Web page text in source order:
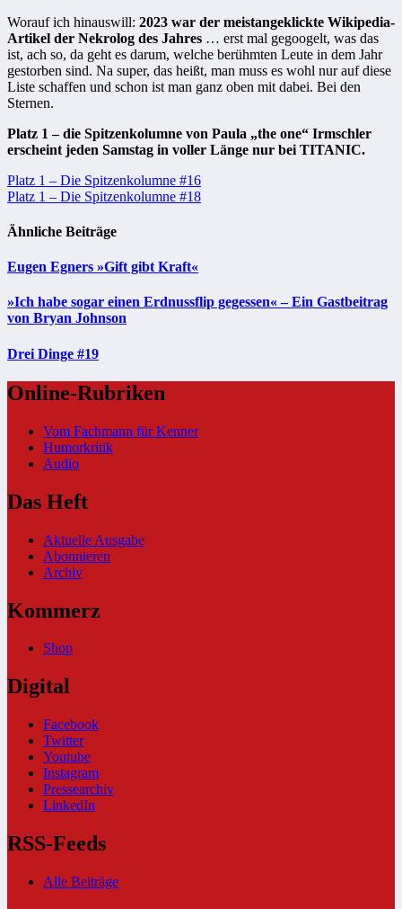
Worauf ich hinauswill: 2023 war der meistangeklickte Wikipedia-
Artikel der Nekrolog des Jahres … erst mal gegoogelt, was das
ist, ach so, da geht es darum, welche berühmten Leute in dem Jahr
gestorben sind. Na super, das heißt, man muss es wohl nur auf diese
Liste schaffen und schon ist man ganz oben mit dabei. Bei den
Sternen.
Platz 1 – die Spitzenkolumne von Paula „the one“ Irmschler
erscheint jeden Samstag in voller Länge nur bei TITANIC.
Beitragsnavigation
Platz 1 – Die Spitzenkolumne #16
Platz 1 – Die Spitzenkolumne #18
Ähnliche Beiträge
Eugen Egners »Gift gibt Kraft«
»Ich habe sogar einen Erdnussflip gegessen« – Ein Gastbeitrag
von Bryan Johnson
Drei Dinge #19
Online-Rubriken
Vom Fachmann für Kenner
Humorkritik
Audio
Das Heft
Aktuelle Ausgabe
Abonnieren
Archiv
Kommerz
Shop
Digital
Facebook
Twitter
Youtube
Instagram
Pressearchiv
LinkedIn
RSS-Feeds
Alle Beiträge